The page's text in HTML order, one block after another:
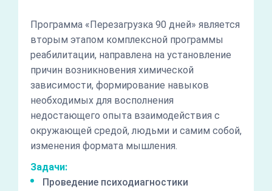
Программа «Перезагрузка 90 дней» является
вторым этапом комплексной программы
реабилитации, направлена на установление
причин возникновения химической
зависимости, формирование навыков
необходимых для восполнения
недостающего опыта взаимодействия с
окружающей средой, людьми и самим собой,
изменения формата мышления.
Задачи:
Проведение психодиагностики